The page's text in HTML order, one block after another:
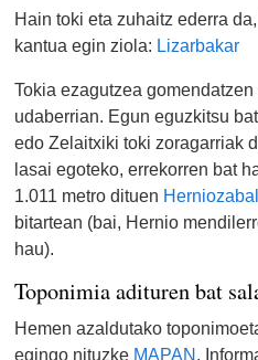
Hain toki eta zuhaitz ederra
kantua egin ziola: Lizarbakar
Tokia ezagutzea
udaberrian. Egun eguzkitsu
edo Zelaitxiki toki zoragarriak
lasai egoteko, errekorren bat
1.011 metro dituen Herniozabal
bitartean (bai, Hernio
hau).
Toponimia adituren bat
Hemen azaldutako
egingo nituzke MAPAN.